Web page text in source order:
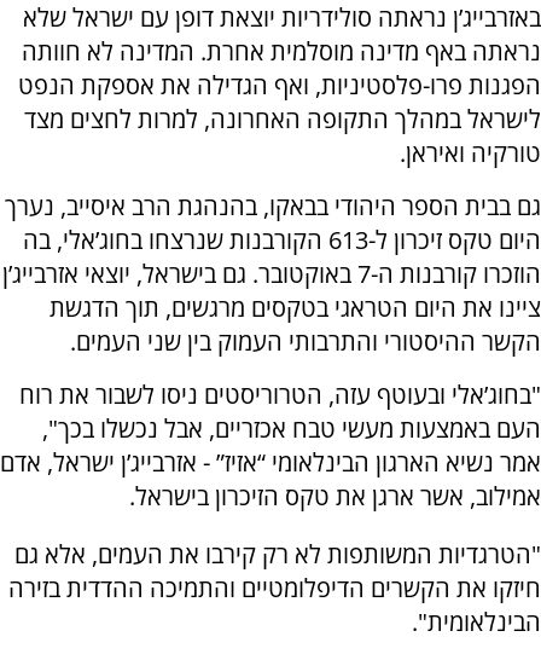
באזרבייג’ן נראתה סולידריות יוצאת דופן עם ישראל שלא
נראתה באף מדינה מוסלמית אחרת. המדינה לא חוותה
הפגנות פרו-פלסטיניות, ואף הגדילה את אספקת הנפט
לישראל במהלך התקופה האחרונה, למרות לחצים מצד
טורקיה ואיראן.
גם בבית הספר היהודי בבאקו, בהנהגת הרב איסייב, נערך
היום טקס זיכרון ל-613 הקורבנות שנרצחו בחוג’אלי, בה
הוזכרו קורבנות ה-7 באוקטובר. גם בישראל, יוצאי אזרבייג’ן
ציינו את היום הטראגי בטקסים מרגשים, תוך הדגשת
הקשר ההיסטורי והתרבותי העמוק בין שני העמים.
"בחוג’אלי ובעוטף עזה, הטרוריסטים ניסו לשבור את רוח
העם באמצעות מעשי טבח אכזריים, אבל נכשלו בכך",
אמר נשיא הארגון הבינלאומי “אזיז” - אזרבייג’ן ישראל, אדם
אמילוב, אשר ארגן את טקס הזיכרון בישראל.
"הטרגדיות המשותפות לא רק קירבו את העמים, אלא גם
חיזקו את הקשרים הדיפלומטיים והתמיכה ההדדית בזירה
הבינלאומית".